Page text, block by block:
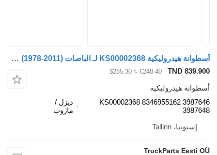
أسطوانة هيدروليكية KS00002368 لـ الباصات Volvo B6, B7, B9, B10, B12 bus (1978-2011)
TND
€248.40
≈ $285.30
هيدروليكية
KS00002368 8346955162
ديزل /
مازوت
إستونيا، Tallinn
TruckParts Eesti